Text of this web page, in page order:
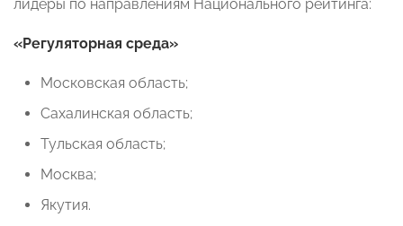
лидеры по направлениям Национального рейтинга:
«Регуляторная среда»
Московская область;
Сахалинская область;
Тульская область;
Москва;
Якутия.